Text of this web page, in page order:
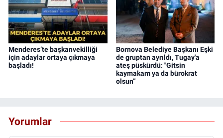
Menderes’te başkanvekilliği
için adaylar ortaya çıkmaya
başladı!
Bornova Belediye Başkanı Eşki
de gruptan ayrıldı, Tugay'a
ateş püskürdü: ''Gitsin
kaymakam ya da bürokrat
olsun”
Yorumlar